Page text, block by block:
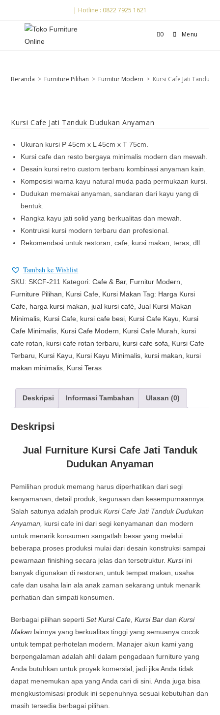
| Hotline : 0822 7925 1621
0 Menu
Beranda > Furniture Pilihan > Furnitur Modern > Kursi Cafe Jati Tanduk
Kursi Cafe Jati Tanduk Dudukan Anyaman
Ukuran kursi P 45cm x L 45cm x T 75cm.
Kursi cafe dan resto bergaya minimalis modern dan mewah.
Desain kursi retro custom terbaru kombinasi anyaman kain.
Komposisi warna kayu natural muda pada permukaan kursi.
Dudukan memakai anyaman, sandaran dari kayu yang di
bentuk.
Rangka kayu jati solid yang berkualitas dan mewah.
Kontruksi kursi modern terbaru dan profesional.
Rekomendasi untuk restoran, cafe, kursi makan, teras, dll.
Tambah ke Wishlist
SKU: SKCF-211 Kategori:Cafe & Bar, Furnitur Modern
Furniture Pilihan
Kursi Cafe Kursi Makan Tag: Harga Kursi
Cafe harga kursi makan jual kursi café ,Jual Kursi Makan
Minimalis Kursi Cafe kursi cafe besi Kursi Cafe Kayu
Kursi
Cafe Minimalis Kursi Cafe Modern Kursi Cafe Murah
kursi
cafe rotan
kursi cafe rotan terbaru kursi cafe sofa
Kursi Cafe
Terbaru
Kursi Kayu Kursi Kayu Minimalis kursi makan
kursi
makan minimalis Kursi Teras
Deskripsi Informasi Tambahan Ulasan (0)
Deskripsi
Jual Furniture Kursi Cafe Jati Tanduk
Dudukan Anyaman
Pemilihan produk memang harus diperhatikan dari segi
kenyamanan, detail produk, kegunaan dan kesempurnaannya.
Salah satunya adalah produkKursi Cafe Jati Tanduk Dudukan
Anyaman, kursi cafe ini dari segi kenyamanan dan modern
untuk menarik konsumen sangatlah besar yang melalui
beberapa proses produksi mulai dari desain konstruksi sampai
pewarnaan finishing secara jelas dan tersetruktur.Kursiini
banyak digunakan di restoran, untuk tempat makan, usaha
cafe dan usaha lain ala anak zaman sekarang untuk menarik
perhatian dan simpati konsumen.
Berbagai pilihan sepertiSet Kursi Cafe ,Kursi Bar danKursi
Makan lainnya yang berkualitas tinggi yang semuanya cocok
untuk tempat perhotelan modern. Manajer akun kami yang
berpengalaman adalah ahli dalam pengadaan furniture yang
Anda butuhkan untuk proyek komersial, jadi jika Anda tidak
dapat menemukan apa yang Anda cari di sini. Anda juga bisa
mengkustomisasi produk ini sepenuhnya sesuai kebutuhan dan
masih tersedia berbagai pilihan.